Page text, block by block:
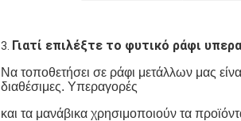
3. Γιατί επιλέξτε το φυτικό ράφι
Να τοποθετήσει σε ράφι μετάλλων μας
διαθέσιμες. Υπεραγορές
και τα μανάβικα χρησιμοποιούν τα